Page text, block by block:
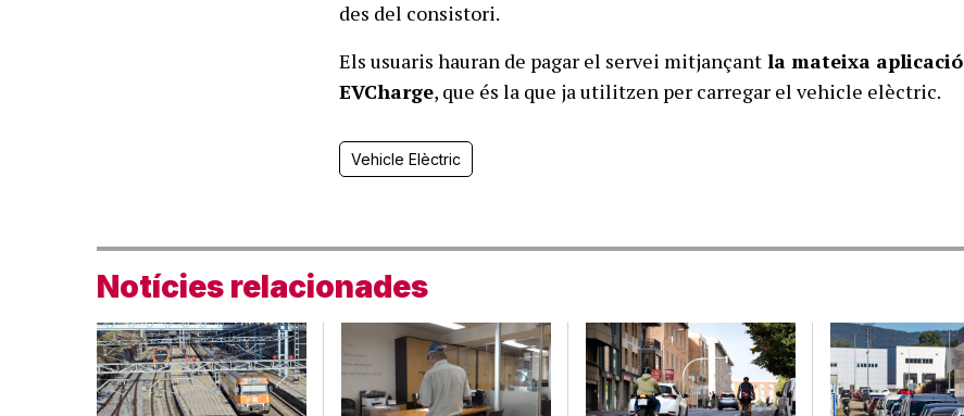
des del consistori.
Els usuaris hauran de pagar el servei mitjançant la mateixa aplicació
EVCharge, que és la que ja utilitzen per carregar el vehicle elèctric.
Vehicle Elèctric
Notícies relacionades